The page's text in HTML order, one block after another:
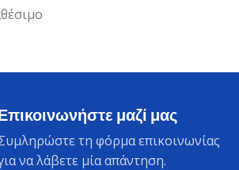
μαζί μας
τη φόρμα επικοινωνίας
να λάβετε μία απάντηση.